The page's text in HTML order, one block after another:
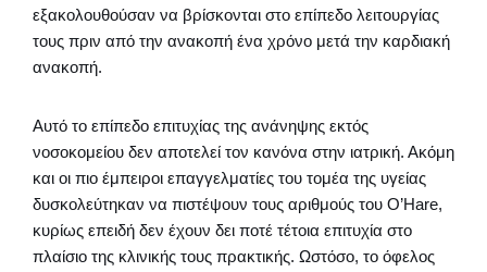
εξακολουθούσαν να βρίσκονται στο επίπεδο λειτουργίας
τους πριν από την ανακοπή ένα χρόνο μετά την καρδιακή
ανακοπή.
Αυτό το επίπεδο επιτυχίας της ανάνηψης εκτός
νοσοκομείου δεν αποτελεί τον κανόνα στην ιατρική. Ακόμη
και οι πιο έμπειροι επαγγελματίες του τομέα της υγείας
δυσκολεύτηκαν να πιστέψουν τους αριθμούς του O’Hare,
κυρίως επειδή δεν έχουν δει ποτέ τέτοια επιτυχία στο
πλαίσιο της κλινικής τους πρακτικής. Ωστόσο, το όφελος